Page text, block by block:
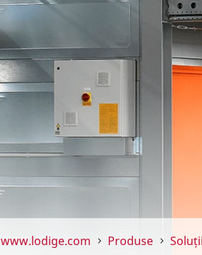
www.lodige.com Produse